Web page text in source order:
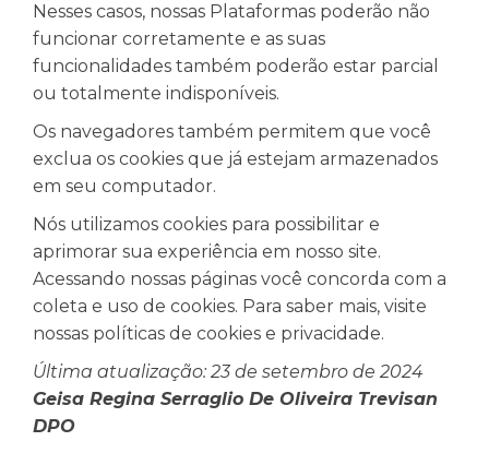
Nesses casos, nossas Plataformas poderão não
funcionar corretamente e as suas
funcionalidades também poderão estar parcial
ou totalmente indisponíveis.
Os navegadores também permitem que você
exclua os cookies que já estejam armazenados
em seu computador.
Nós utilizamos cookies para possibilitar e
aprimorar sua experiência em nosso site.
Acessando nossas páginas você concorda com a
coleta e uso de cookies. Para saber mais, visite
nossas políticas de cookies e privacidade.
Última atualização: 23 de setembro de 2024
Geisa Regina Serraglio De Oliveira Trevisan
DPO